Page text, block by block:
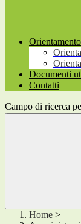
Orientamento
Documenti
Contatti
Campo di ricerca
Home >